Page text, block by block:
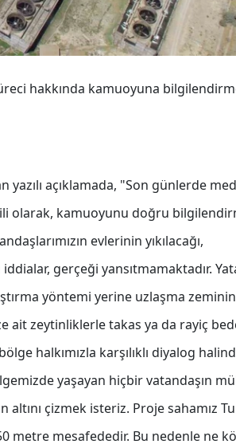
hakkında kamuoyuna
yazılı açıklamada, "Son günlerde
olarak, kamuoyunu doğru
evlerinin yıkılacağı,
gerçeği yansıtmamaktadır.
yöntemi yerine uzlaşma
ait zeytinliklerle takas ya da rayiç
halkımızla karşılıklı diyalog
yaşayan hiçbir vatandaşın
altını çizmek isteriz. Proje sahamız
metre mesafededir. Bu nedenle ne